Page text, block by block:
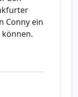
Conny ein
können.